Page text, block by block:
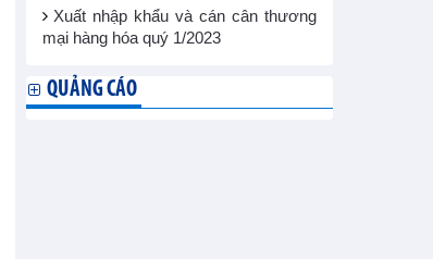
Xuất nhập khẩu và cán cân thương
mại hàng hóa quý 1/2023
QUẢNG CÁO